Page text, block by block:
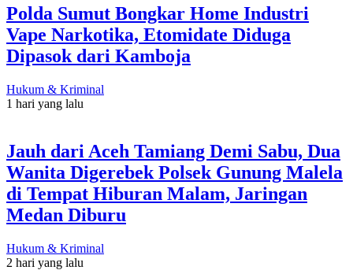
Polda Sumut Bongkar Home Industri
Vape Narkotika, Etomidate Diduga
Dipasok dari Kamboja
Hukum & Kriminal
1 hari yang lalu
Jauh dari Aceh Tamiang Demi Sabu, Dua
Wanita Digerebek Polsek Gunung Malela
di Tempat Hiburan Malam, Jaringan
Medan Diburu
Hukum & Kriminal
2 hari yang lalu